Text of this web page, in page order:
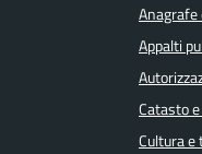
Appalti
Catasto
Cultura e